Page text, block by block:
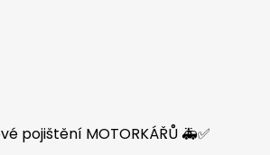
pojištění MOTORKÁŘŮ 🚑✅